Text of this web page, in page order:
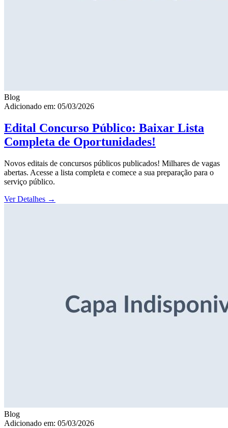
Blog
Adicionado em: 05/03/2026
Edital Concurso Público: Baixar Lista
Completa de Oportunidades!
Novos editais de concursos públicos publicados! Milhares de vagas
abertas. Acesse a lista completa e comece a sua preparação para o
serviço público.
Ver Detalhes →
Blog
Adicionado em: 05/03/2026